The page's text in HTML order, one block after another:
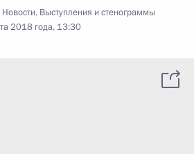
Новости, Выступления и стенограммы
2018 года, 13:30